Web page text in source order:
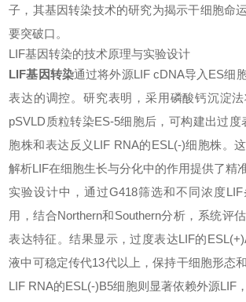
子，其基因转染技术的研究为揭示干细胞命
要突破口。
LIF基因转染的技术原理与实验设计
LIF基因转染通过将外源LIF cDNA导入ES细
表达的调控。研究表明，采用磷酸钙沉淀
pSVLD质粒转染ES-5细胞后，可构建出过度
胞株和表达反义LIF RNA的ESL(-)细胞株。
解析LIF在细胞生长与分化中的作用提供了精
实验设计中，通过G418筛选和不同浓度
用，结合Northern和Southern分析，系统评
表达特征。结果显示，过度表达LIF的
液中可稳定传代13代以上，保持干细胞形态
LIF RNA的ESL(-)B5细胞则显著依赖外源LIF